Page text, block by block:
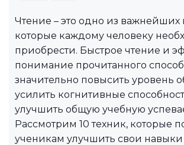
Чтение – это одно из важнейших
которые каждому человеку
приобрести. Быстрое чтение и
понимание прочитанного
значительно повысить уровень
усилить когнитивные
улучшить общую учебную
Рассмотрим 10 техник, которые
ученикам улучшить свои навыки